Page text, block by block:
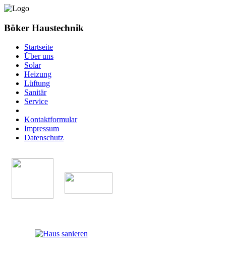
Böker Haustechnik
Startseite
Über uns
Solar
Heizung
Lüftung
Sanitär
Service
Kontaktformular
Impressum
Datenschutz